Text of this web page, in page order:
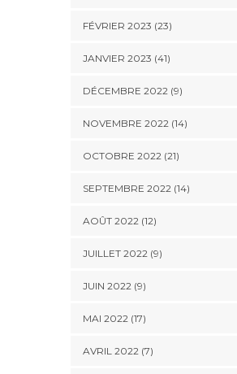
FÉVRIER 2023 (23)
JANVIER 2023 (41)
DÉCEMBRE 2022 (9)
NOVEMBRE 2022 (14)
OCTOBRE 2022 (21)
SEPTEMBRE 2022 (14)
AOÛT 2022 (12)
JUILLET 2022 (9)
JUIN 2022 (9)
MAI 2022 (17)
AVRIL 2022 (7)